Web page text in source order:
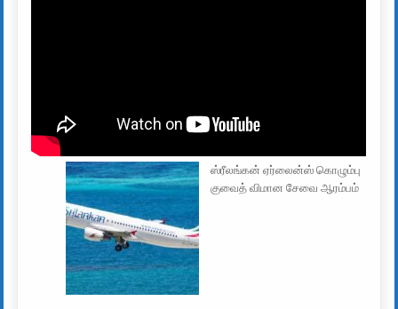
ஸ்ரீலங்கன் ஏர்லைன்ஸ் கொழும்பு
குவைத் விமான சேவை ஆரம்பம்